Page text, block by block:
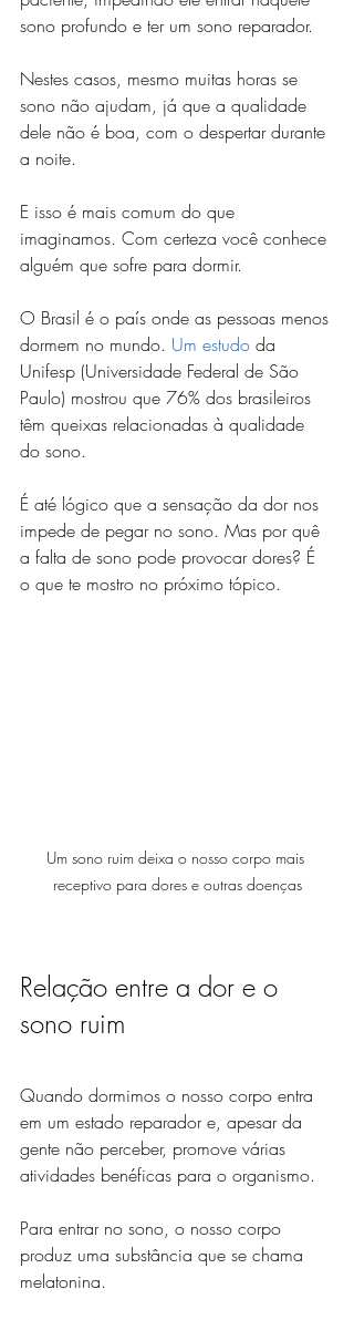
sono profundo e ter um sono reparador.
Nestes casos, mesmo muitas horas se
sono não ajudam, já que a qualidade
dele não é boa, com o despertar durante
a noite.
E isso é mais comum do que
imaginamos. Com certeza você conhece
alguém que sofre para dormir.
O Brasil é o país onde as pessoas menos
dormem no mundo. Um estudo da
Unifesp (Universidade Federal de São
Paulo) mostrou que 76% dos brasileiros
têm queixas relacionadas à qualidade
do sono.
É até lógico que a sensação da dor nos
impede de pegar no sono. Mas por quê
a falta de sono pode provocar dores? É
o que te mostro no próximo tópico.
Um sono ruim deixa o nosso corpo mais
receptivo para dores e outras doenças
Relação entre a dor e o
sono ruim
Quando dormimos o nosso corpo entra
em um estado reparador e, apesar da
gente não perceber, promove várias
atividades benéficas para o organismo.
Para entrar no sono, o nosso corpo
produz uma substância que se chama
melatonina.